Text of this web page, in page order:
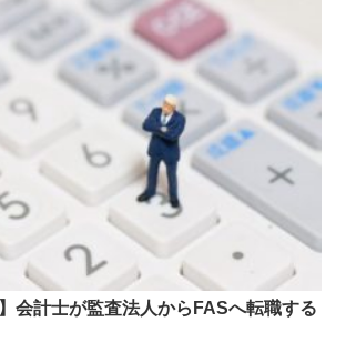
会計士が監査法人からFASへ転職する